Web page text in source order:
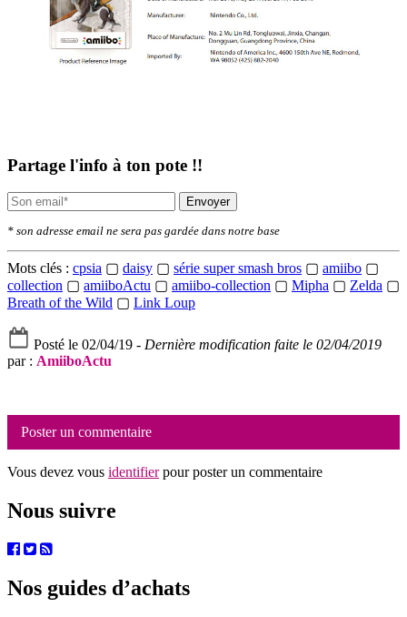
Partage l'info à ton pote !!
Envoyer
* son adresse email ne sera pas gardée dans notre base
Mots clés : cpsia ▢ daisy ▢ série super smash bros ▢ amiibo ▢
collection ▢ amiiboActu ▢ amiibo-collection ▢ Mipha ▢ Zelda ▢
Breath of the Wild ▢ Link Loup
Posté le 02/04/19 - Dernière modification faite le 02/04/2019
par : AmiiboActu
Poster un commentaire
Vous devez vous identifierpour poster un commentaire
Nous suivre
Nos guides d’achats